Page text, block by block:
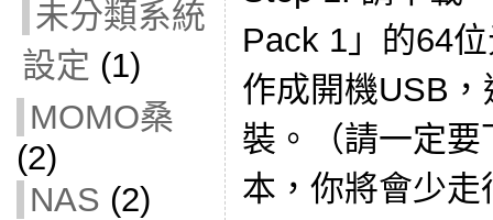
未分類系統
設定 (1)
MOMO桑
(2)
NAS (2)
Pack 1」的64
作成開機USB
裝。（請一定
本，你將會少